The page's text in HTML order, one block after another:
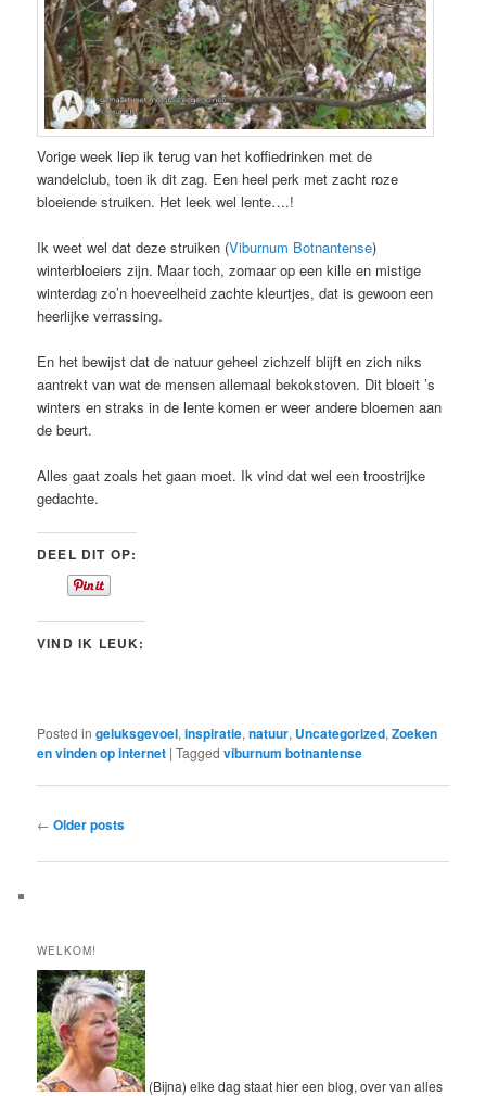
Vorige week liep ik terug van het koffiedrinken met de
wandelclub, toen ik dit zag. Een heel perk met zacht roze
bloeiende struiken. Het leek wel lente….!
Ik weet wel dat deze struiken (Viburnum Botnantense)
winterbloeiers zijn. Maar toch, zomaar op een kille en mistige
winterdag zo’n hoeveelheid zachte kleurtjes, dat is gewoon een
heerlijke verrassing.
En het bewijst dat de natuur geheel zichzelf blijft en zich niks
aantrekt van wat de mensen allemaal bekokstoven. Dit bloeit ’s
winters en straks in de lente komen er weer andere bloemen aan
de beurt.
Alles gaat zoals het gaan moet. Ik vind dat wel een troostrijke
gedachte.
DEEL DIT OP:
VIND IK LEUK:
Posted in geluksgevoel,inspiratie,natuur, Uncategorized,Zoeken
en vinden op internet |Tagged viburnum botnantense
Post
← Older posts
WELKOM!
(Bijna) elke dag staat hier een blog, over van alles